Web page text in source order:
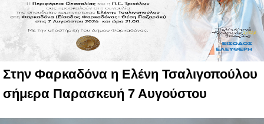
Στην Φαρκαδόνα η Ελένη Τσαλιγοπούλου
σήμερα Παρασκευή 7 Αυγούστου